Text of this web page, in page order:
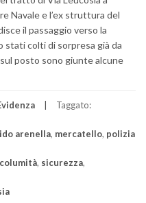
Navale e l’ex struttura del
il passaggio verso la
stati colti di sorpresa già da
posto sono giunte alcune
Taggato:
arenella, mercatello, polizia
, sicurezza,